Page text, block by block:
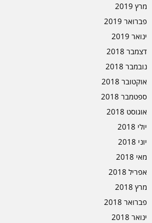
מרץ 2019
פברואר 2019
ינואר 2019
דצמבר 2018
נובמבר 2018
אוקטובר 2018
ספטמבר 2018
אוגוסט 2018
יולי 2018
יוני 2018
מאי 2018
אפריל 2018
מרץ 2018
פברואר 2018
ינואר 2018